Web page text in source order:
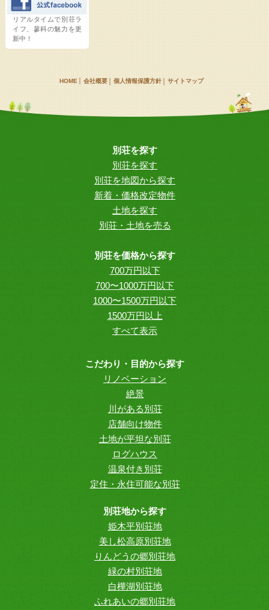
リアルタイムで別荘ラ
イフ、蓼科の魅力を更
新中！
HOME 会社概要 個人情報保護方針 サイトマップ
別荘を探す
別荘を探す
別荘を地図から探す
新着・価格改定物件
土地を探す
別荘・土地を売る
別荘を価格から探す
700万円以下
700〜1000万円以下
1000〜1500万円以下
1500万円以上
すべて表示
こだわり・目的から探す
リノベーション
絶景
川がある別荘
店舗向け物件
土地が平坦な別荘
ログハウス
温泉付き別荘
定住・永住可能な別荘
別荘地から探す
姫木平別荘地
美し松高原別荘地
りんどうの郷別荘地
緑の村別荘地
白樺湖別荘地
ふれあいの郷別荘地